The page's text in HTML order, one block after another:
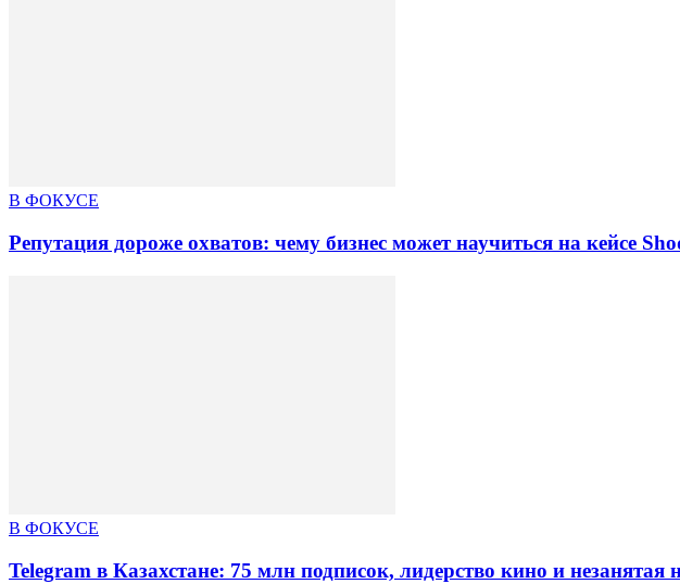
В ФОКУСЕ
Репутация дороже охватов: чему бизнес может научиться на кейсе
В ФОКУСЕ
Telegram в Казахстане: 75 млн подписок, лидерство кино и незанятая